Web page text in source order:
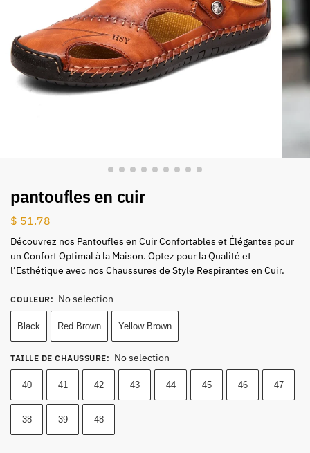
pantoufles en cuir
$ 51.78
Découvrez nos Pantoufles en Cuir Confortables et Élégantes pour
un Confort Optimal à la Maison. Optez pour la Qualité et
l’Esthétique avec nos Chaussures de Style Respirantes en Cuir.
COULEUR: No selection
Black Red Brown Yellow Brown
TAILLE DE CHAUSSURE: No selection
40 41 42 43 44 45 46 47
38 39 48